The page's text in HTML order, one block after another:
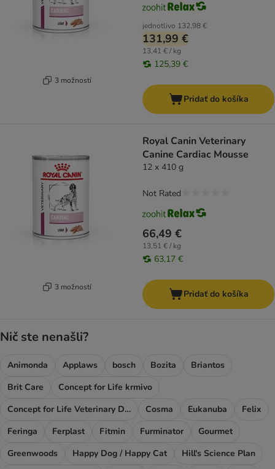
3 možností
jednotlivo 132,98 €
131,99 €
13,41 € / kg
125,39 €
Pridať do košíka
3 možností
Royal Canin Veterinary
Canine Cardiac Mousse
12 x 410 g
66,49 €
13,51 € / kg
63,17 €
Not Rated
Pridať do košíka
Nič ste nenašli?
Animonda Applaws bosch Bozita
Briantos
Brit Care
Concept for Life krmivo
Concept for Life Veterinary Diet
Cosma Eukanuba
Felix
Feringa
Ferplast Fitmin Furminator
Gourmet
Greenwoods
Happy Dog / Happy Cat
Hill's Science Plan